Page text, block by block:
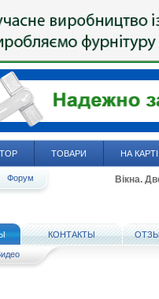
ТОВАРИ НА КАРТІ
Форум Вікна.
КОНТАКТЫ